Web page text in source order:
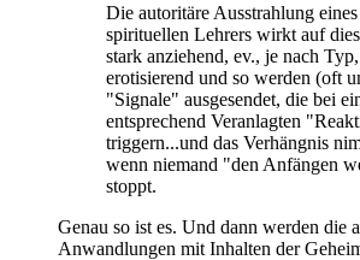
Die autoritäre Ausstrahlung
spirituellen Lehrers wirkt auf
stark anziehend, ev., je nach
erotisierend und so werden (oft
"Signale" ausgesendet, die bei
entsprechend Veranlagten
triggern...und das Verhängnis
wenn niemand "den Anfängen
stoppt.
Genau so ist es. Und dann werden die
Anwandlungen mit Inhalten der